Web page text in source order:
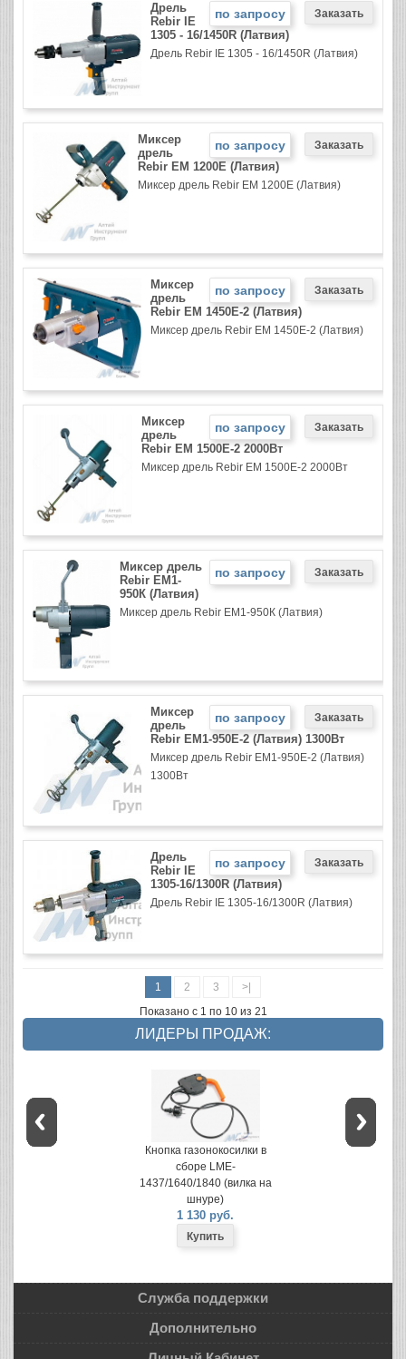
по запросу
Дрель
Rebir IE
1305 - 16/1450R (Латвия)
Дрель Rebir IE 1305 - 16/1450R (Латвия)
по запросу
Миксер
дрель
Rebir EM 1200Е (Латвия)
Миксер дрель Rebir EM 1200Е (Латвия)
по запросу
Миксер
дрель
Rebir EM 1450Е-2 (Латвия)
Миксер дрель Rebir EM 1450Е-2 (Латвия)
по запросу
Миксер
дрель
Rebir EM 1500Е-2 2000Вт
Миксер дрель Rebir EM 1500Е-2 2000Вт
по запросу
Миксер дрель
Rebir EM1-
950К (Латвия)
Миксер дрель Rebir EM1-950К (Латвия)
по запросу
Миксер
дрель
Rebir EM1-950Е-2 (Латвия) 1300Вт
Миксер дрель Rebir EM1-950Е-2 (Латвия)
1300Вт
по запросу
Дрель
Rebir IE
1305-16/1300R (Латвия)
Дрель Rebir IE 1305-16/1300R (Латвия)
1 2 3
>|
Показано с 1 по 10 из 21
ЛИДЕРЫ ПРОДАЖ:
Кнопка газонокосилки в
сборе LME-
1437/1640/1840 (вилка на
шнуре)
1 130 руб.
Служба поддержки
Дополнительно